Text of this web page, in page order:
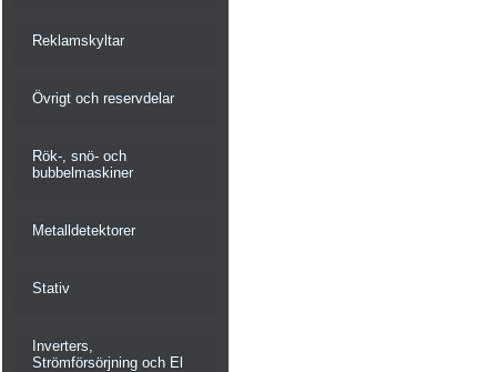
Reklamskyltar
Övrigt och reservdelar
Rök-, snö- och
bubbelmaskiner
Metalldetektorer
Stativ
Inverters,
Strömförsörjning och El